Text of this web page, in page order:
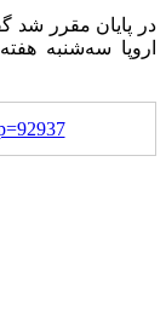
در پایان مقرر شد
اروپا سه‌شنبه